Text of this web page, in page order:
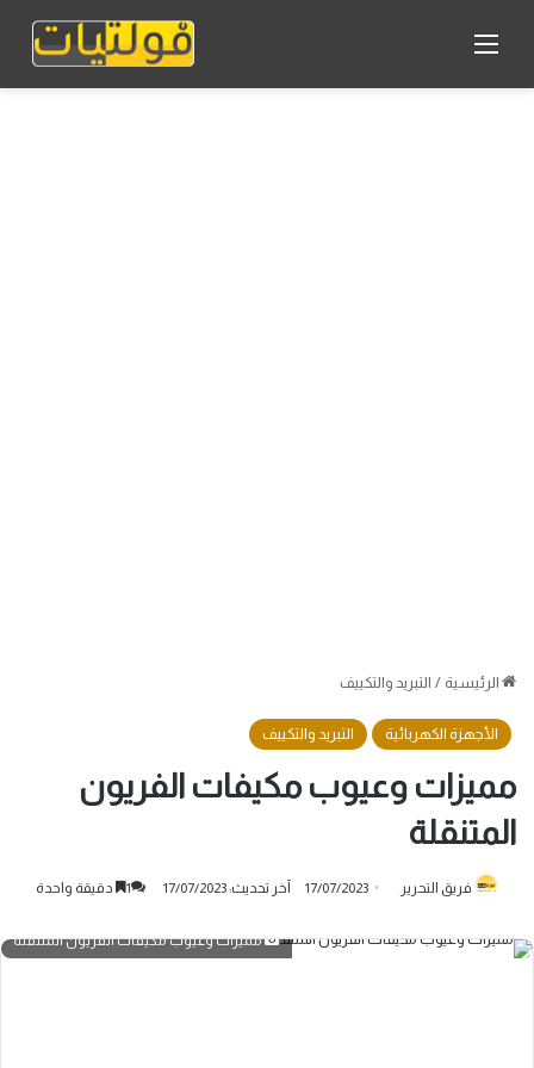
القائمة
الرئيسية / التبريد والتكييف
الأجهزة الكهربائية التبريد والتكييف
مميزات وعيوب مكيفات الفريون
المتنقلة
فريق التحرير 17/07/2023 آخر تحديث: 17/07/2023 1 دقيقة واحدة
مميزات وعيوب مكيفات الفريون المتنقلة